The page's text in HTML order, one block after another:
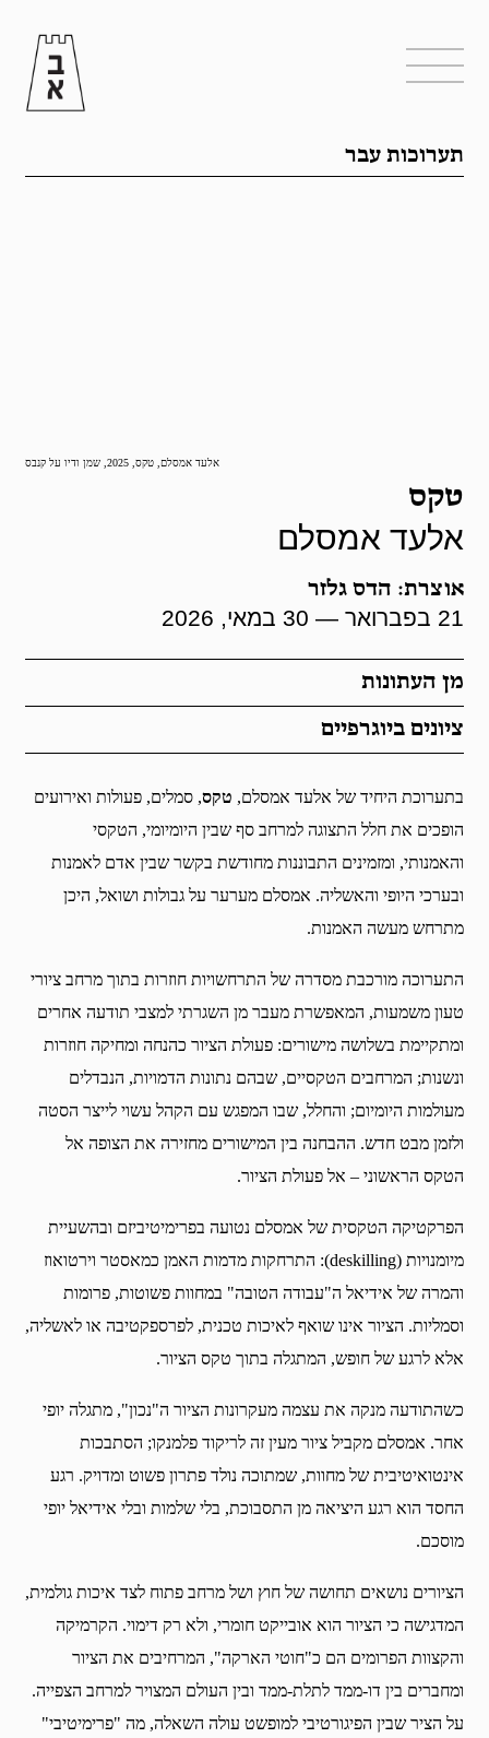
תערוכות עבר
אלעד אמסלם, טקס, 2025, שמן ודיו על קנבס
טקס
אלעד אמסלם
אוצרת: הדס גלזר
21 בפברואר — 30 במאי, 2026
בתערוכת היחיד של אלעד אמסלם, טקס, סמלים, פעולות ואירועים
הופכים את חלל התצוגה למרחב סף שבין היומיומי, הטקסי
והאמנותי, ומזמינים התבוננות מחודשת בקשר שבין אדם לאמנות
ובערכי היופי והאשליה. אמסלם מערער על גבולות ושואל, היכן
מתרחש מעשה האמנות.
התערוכה מורכבת מסדרה של התרחשויות חוזרות בתוך מרחב ציורי
טעון משמעות, המאפשרת מעבר מן השגרתי למצבי תודעה אחרים
ומתקיימת בשלושה מישורים: פעולת הציור כהנחה ומחיקה חוזרות
ונשנות; המרחבים הטקסיים, שבהם נתונות הדמויות, הנבדלים
מעולמות היומיום; והחלל, שבו המפגש עם הקהל עשוי לייצר הסטה
ולזמן מבט חדש. ההבחנה בין המישורים מחזירה את הצופה אל
הטקס הראשוני – אל פעולת הציור.
הפרקטיקה הטקסית של אמסלם נטועה בפרימיטיביזם ובהשעיית
מיומנויות (deskilling): התרחקות מדמות האמן כמאסטר וירטואוז
והמרה של אידיאל ה"עבודה הטובה" במחוות פשוטות, פרומות
וסמליות. הציור אינו שואף לאיכות טכנית, לפרספקטיבה או לאשליה,
אלא לרגע של חופש, המתגלה בתוך טקס הציור.
כשהתודעה מנקה את עצמה מעקרונות הציור ה"נכון", מתגלה יופי
אחר. אמסלם מקביל ציור מעין זה לריקוד פלמנקו; הסתבכות
אינטואיטיבית של מחוות, שמתוכה נולד פתרון פשוט ומדויק. רגע
החסד הוא רגע היציאה מן התסבוכת, בלי שלמות ובלי אידיאל יופי
מוסכם.
הציורים נושאים תחושה של חוץ ושל מרחב פתוח לצד איכות גולמית,
המדגישה כי הציור הוא אובייקט חומרי, ולא רק דימוי. הקרמיקה
והקצוות הפרומים הם כ"חוטי הארקה", המרחיבים את הציור
ומחברים בין דו-ממד לתלת-ממד ובין העולם המצויר למרחב הצפייה.
על הציר שבין הפיגורטיבי למופשט עולה השאלה, מה "פרימיטיבי"
מן העתונות
ציונים ביוגרפיים